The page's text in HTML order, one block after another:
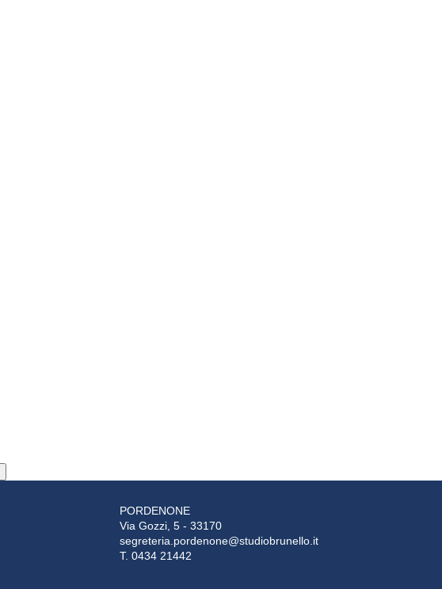
PORDENONE
Via Gozzi, 5 - 33170
segreteria.pordenone@studiobrunello.it
T. 0434 21442